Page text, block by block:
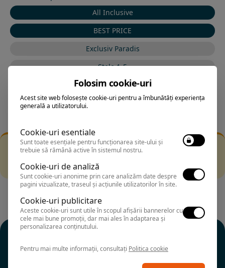
All Inclusive
BEST PRICE
Exclusiv Paradis
Stele 1-5
Stele 5-1
Filtrarea nu a returnat niciun rezultat
alte fitre.
Folosim cookie-uri
Acest site web folosește cookie-uri pentru a îmbunătăți experiența
generală a utilizatorului.
Cookie-uri esentiale
Sunt toate esențiale pentru funcționarea site-ului și
trebuie să rămână active în sistemul nostru.
Cookie-uri de analiză
Sunt cookie-uri anonime prin care analizăm date despre
pagini vizualizate, traseul și acțiunile utilizatorilor în site.
Cookie-uri publicitare
Aceste cookie-uri sunt utile în scopul afișării bannerelor cu
cele mai bune promoții, dar mai ales în adaptarea și
personalizarea conținutului.
Pentru mai multe informații, consultați Politica cookie